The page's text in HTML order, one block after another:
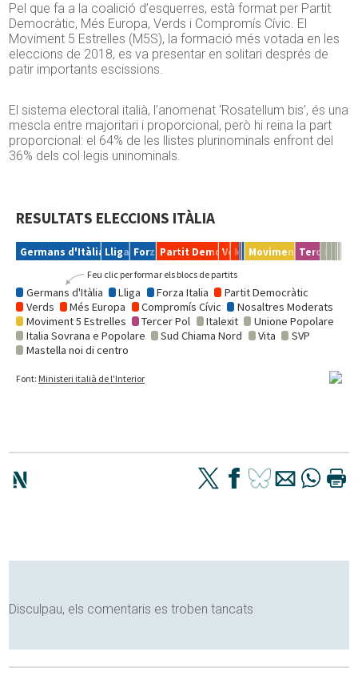
Pel que fa a la coalició d’esquerres, està format per Partit
Democràtic, Més Europa, Verds i Compromís Cívic. El
Moviment 5 Estrelles (M5S), la formació més votada en les
eleccions de 2018, es va presentar en solitari després de
patir importants escissions.
El sistema electoral italià, l’anomenat ‘Rosatellum bis’, és una
mescla entre majoritari i proporcional, però hi reina la part
proporcional: el 64% de les llistes plurinominals enfront del
36% dels col·legis uninominals.
Disculpau, els comentaris es troben tancats